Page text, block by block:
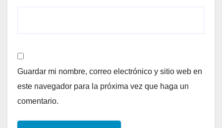
Guardar mi nombre, correo electrónico y sitio web en
este navegador para la próxima vez que haga un
comentario.